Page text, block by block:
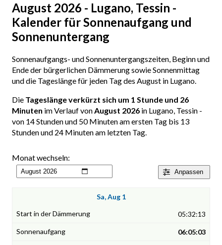
August 2026 - Lugano, Tessin -
Kalender für Sonnenaufgang und
Sonnenuntergang
Sonnenaufgangs- und Sonnenuntergangszeiten, Beginn und
Ende der bürgerlichen Dämmerung sowie Sonnenmittag
und die Tageslänge für jeden Tag des August in Lugano.
Die Tageslänge verkürzt sich um 1 Stunde und 26
Minuten im Verlauf vonAugust 2026 in Lugano, Tessin -
von 14 Stunden und 50 Minuten am ersten Tag bis 13
Stunden und 24 Minuten am letzten Tag.
Anpassen
Monat wechseln:
Sa, Aug 1
05:32:13
06:05:03